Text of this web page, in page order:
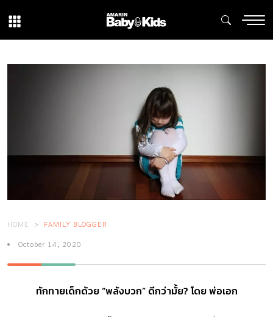
HOME FAMILY BLOGGER
October 14, 2020
ทักทายเด็กด้วย “พลังบวก” ดีกว่ามั้ย? โดย พ่อเอก